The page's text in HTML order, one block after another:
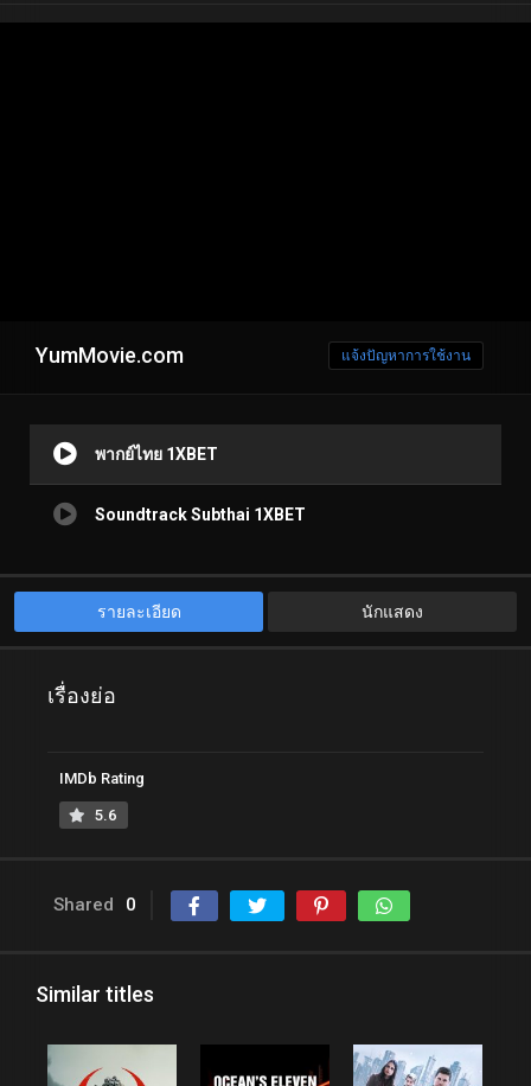
YumMovie.com แจ้งปัญหาการใช้งาน
พากย์ไทย 1XBET
Soundtrack Subthai 1XBET
รายละเอียด นักแสดง
เรื่องย่อ
IMDb Rating
5.6
Shared 0
Similar titles